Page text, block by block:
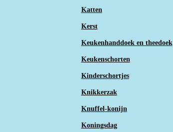
Katten
Kerst
Keukenhanddoek en theedoek
Keukenschorten
Kinderschortjes
Knikkerzak
Knuffel-konijn
Koningsdag